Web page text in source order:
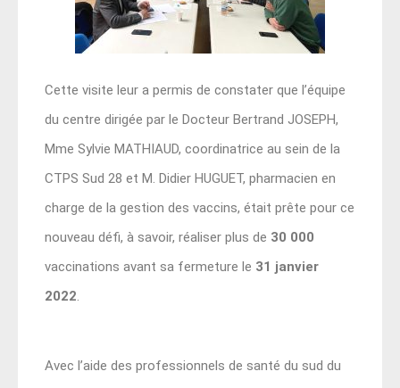
Cette visite leur a permis de constater que l’équipe
du centre dirigée par le Docteur Bertrand JOSEPH,
Mme Sylvie MATHIAUD, coordinatrice au sein de la
CTPS Sud 28 et M. Didier HUGUET, pharmacien en
charge de la gestion des vaccins, était prête pour ce
nouveau défi, à savoir, réaliser plus de 30 000
vaccinations avant sa fermeture le 31 janvier
2022.
Avec l’aide des professionnels de santé du sud du